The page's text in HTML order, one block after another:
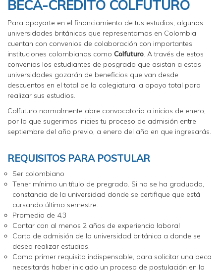
BECA-CRÉDITO COLFUTURO
Para apoyarte en el financiamiento de tus estudios, algunas
universidades británicas que representamos en Colombia
cuentan con convenios de colaboración con importantes
instituciones colombianas como Colfuturo. A través de estos
convenios los estudiantes de posgrado que asistan a estas
universidades gozarán de beneficios que van desde
descuentos en el total de la colegiatura, a apoyo total para
realizar sus estudios.
Colfuturo normalmente abre convocatoria a inicios de enero,
por lo que sugerimos inicies tu proceso de admisión entre
septiembre del año previo, a enero del año en que ingresarás.
REQUISITOS PARA POSTULAR
Ser colombiano
Tener mínimo un título de pregrado. Si no se ha graduado,
constancia de la universidad donde se certifique que está
cursando último semestre.
Promedio de 4.3
Contar con al menos 2 años de experiencia laboral
Carta de admisión de la universidad británica a donde se
desea realizar estudios.
Como primer requisito indispensable, para solicitar una beca
necesitarás haber iniciado un proceso de postulación en la